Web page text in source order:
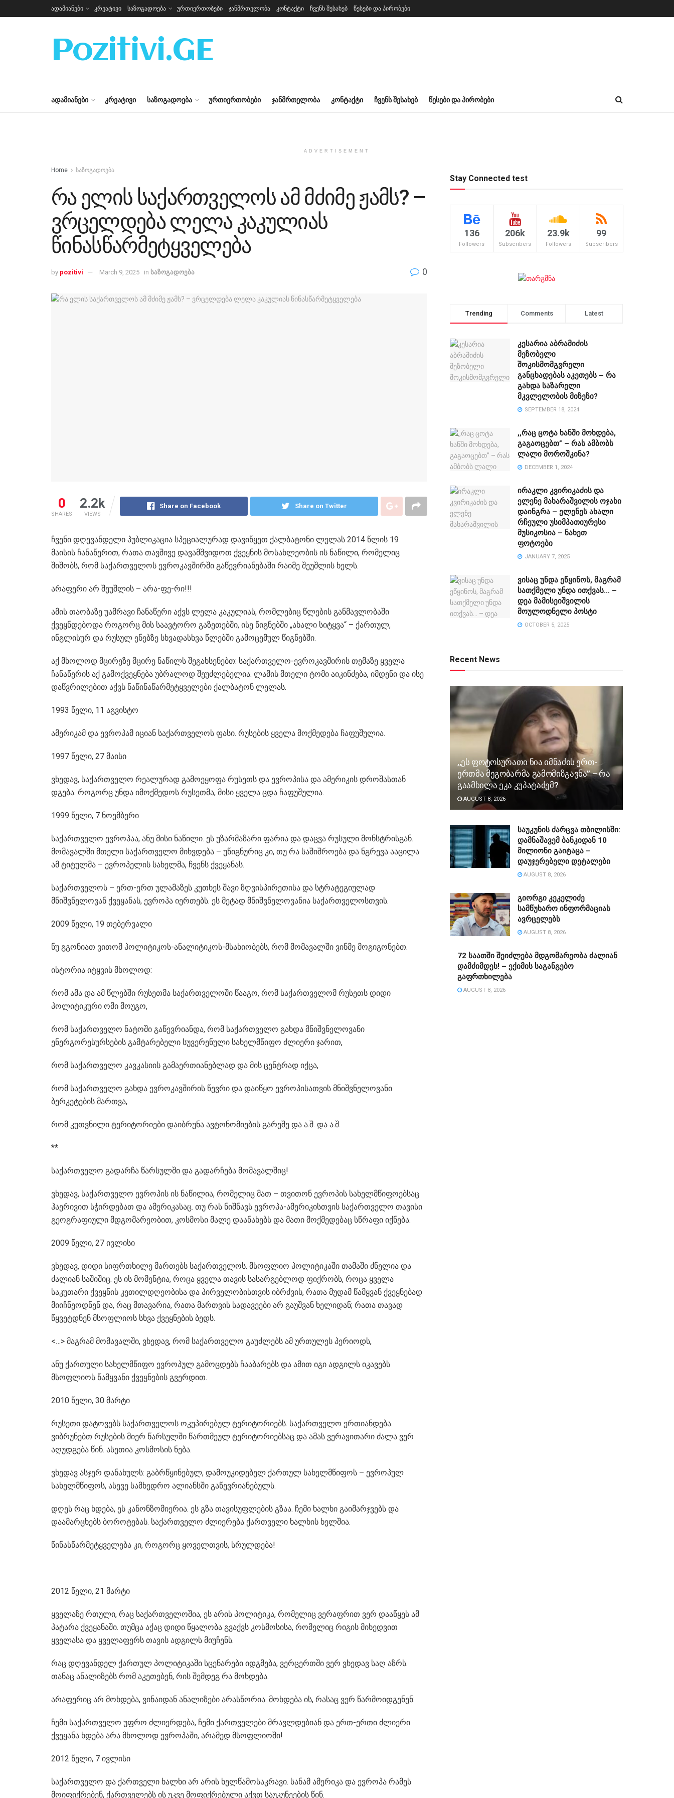
ადამიანები კრეატივი საზოგადოება ურთიერთობები ჯანმრთელობა კონტაქტი ჩვენს შესახებ წესები და პირობები
Pozitivi.GE
ᲐᲓᲐᲛᲘᲐᲜᲔᲑᲘ ᲙᲠᲔᲐᲢᲘᲕᲘ ᲡᲐᲖᲝᲒᲐᲓᲝᲔᲑᲐ ᲣᲠᲗᲘᲔᲠᲗᲝᲑᲔᲑᲘ ᲯᲐᲜᲛᲠᲗᲔᲚᲝᲑᲐ ᲙᲝᲜᲢᲐᲥᲢᲘ ᲩᲕᲔᲜᲡ ᲨᲔᲡᲐᲮᲔᲑ ᲬᲔᲡᲔᲑᲘ ᲓᲐ ᲞᲘᲠᲝᲑᲔᲑᲘ
ADVERTISEMENT
Home საზოგადოება
რა ელის საქართველოს ამ მძიმე ჟამს? –
ვრცელდება ლელა კაკულიას
წინასწარმეტყველება
by pozitivi March 9, 2025 in საზოგადოება 0
0
SHARES
2.2k
VIEWS
Share on Facebook Share on Twitter
ჩვენი დღევანდელი პუბლიკაცია სპეციალურად დავიწყეთ ქალბატონი ლელას 2014 წლის 19
მაისის ჩანაწერით, რათა თავშივე დავამშვიდოთ ქვეყნის მოსახლეობის ის ნაწილი, რომელიც
შიშობს, რომ საქართველოს ევროკავშირში გაწევრიანებაში რაიმე შეუშლის ხელს.
არაფერი არ შეუშლის – არა-ფე-რი!!!
ამის თაობაზე უამრავი ჩანაწერი აქვს ლელა კაკულიას, რომლებიც წლების განმავლობაში
ქვეყნდებოდა როგორც მის საავტორო გაზეთებში, ისე წიგნებში „ახალი სიტყვა“ – ქართულ,
ინგლისურ და რუსულ ენებზე სხვადასხვა წლებში გამოცემულ წიგნებში.
აქ მხოლოდ მცირეზე მცირე ნაწილს შეგახსენებთ: საქართველო-ევროკავშირის თემაზე ყველა
ჩანაწერის აქ გამოქვეყნება უბრალოდ შეუძლებელია. ლამის მთელი ტომი აიკინძება, იმდენი და ისე
დაწვრილებით აქვს ნაწინაწარმეტყველები ქალბატონ ლელას.
1993 წელი, 11 აგვისტო
ამერიკამ და ევროპამ იციან საქართველოს ფასი. რუსების ყველა მოქმედება ჩაფუშულია.
1997 წელი, 27 მაისი
ვხედავ, საქართველო რეალურად გამოეყოფა რუსეთს და ევროპისა და ამერიკის დროშასთან
დგება. როგორც უნდა იმოქმედოს რუსეთმა, მისი ყველა ცდა ჩაფუშულია.
1999 წელი, 7 ნოემბერი
საქართველო ევროპაა, ანუ მისი ნაწილი. ეს უზარმაზარი ფარია და დაცვა რუსული მონსტრისგან.
მომავალში მთელი საქართველო მიხვდება – უწიგნურიც კი, თუ რა საშიშროება და ნგრევა ააცილა
ამ ტიტულმა – ევროპელის სახელმა, ჩვენს ქვეყანას.
საქართველოს – ერთ-ერთ ულამაზეს კუთხეს შავი ზღვისპირეთისა და სტრატეგიულად
მნიშვნელოვან ქვეყანას, ევროპა იერთებს. ეს მეტად მნიშვნელოვანია საქართველოსთვის.
2009 წელი, 19 თებერვალი
ნუ გგონიათ ვითომ პოლიტიკოს-ანალიტიკოს-მსახიობებს, რომ მომავალში ვინმე მოგიგონებთ.
ისტორია იტყვის მხოლოდ:
რომ ამა და ამ წლებში რუსეთმა საქართველოში წააგო, რომ საქართველომ რუსეთს დიდი
პოლიტიკური ომი მოუგო,
რომ საქართველო ნატოში გაწევრიანდა, რომ საქართველო გახდა მნიშვნელოვანი
ენერგორესურსების გამტარებელი სუვერენული სახელმწიფო ძლიერი ჯარით,
რომ საქართველო კავკასიის გამაერთიანებლად და მის ცენტრად იქცა,
რომ საქართველო გახდა ევროკავშირის წევრი და დაიწყო ევროპისათვის მნიშვნელოვანი
ბერკეტების მართვა,
რომ კუთვნილი ტერიტორიები დაიბრუნა ავტონომიების გარეშე და ა.შ. და ა.შ.
**
საქართველო გადარჩა წარსულში და გადარჩება მომავალშიც!
ვხედავ, საქართველო ევროპის ის ნაწილია, რომელიც მათ – თვითონ ევროპის სახელმწიფოებსაც
ჰაერივით სჭირდებათ და ამერიკასაც. თუ რას ნიშნავს ევროპა-ამერიკისთვის საქართველო თავისი
გეოგრაფიული მდგომარეობით, კოსმოსი მალე დაანახებს და მათი მოქმედებაც სწრაფი იქნება.
2009 წელი, 27 ივლისი
ვხედავ, დიდი სიფრთხილე მართებს საქართველოს. მსოფლიო პოლიტიკაში თამაში ძნელია და
ძალიან საშიშიც. ეს ის მომენტია, როცა ყველა თავის სასარგებლოდ ფიქრობს, როცა ყველა
საკუთარი ქვეყნის კეთილდღეობისა და პირველობისთვის იბრძვის, რათა მუდამ წამყვან ქვეყნებად
მიიჩნეოდნენ და, რაც მთავარია, რათა მართვის სადავეები არ გაუშვან ხელიდან; რათა თავად
წყვეტდნენ მსოფლიოს სხვა ქვეყნების ბედს.
<…> მაგრამ მომავალში, ვხედავ, რომ საქართველო გაუძლებს ამ ურთულეს პერიოდს,
ანუ ქართული სახელმწიფო ევროპულ გამოცდებს ჩააბარებს და ამით იგი ადგილს იკავებს
მსოფლიოს წამყვანი ქვეყნების გვერდით.
2010 წელი, 30 მარტი
რუსეთი დატოვებს საქართველოს ოკუპირებულ ტერიტორიებს. საქართველო ერთიანდება.
ვიბრუნებთ რუსების მიერ წარსულში წართმეულ ტერიტორიებსაც და ამას ვერავითარი ძალა ვერ
აღუდგება წინ. ასეთია კოსმოსის ნება.
ვხედავ ასჯერ დანახულს: გაბრწყინებულ, დამოუკიდებელ ქართულ სახელმწიფოს – ევროპულ
სახელმწიფოს, ასევე სამხედრო ალიანსში გაწევრიანებულს.
დღეს რაც ხდება, ეს კანონზომიერია. ეს გზა თავისუფლების გზაა. ჩემი ხალხი გაიმარჯვებს და
დაამარცხებს ბოროტებას. საქართველო ძლიერება ქართველი ხალხის ხელშია.
წინასწარმეტყველება კი, როგორც ყოველთვის, სრულდება!
2012 წელი, 21 მარტი
ყველაზე რთული, რაც საქართველოშია, ეს არის პოლიტიკა, რომელიც ვერაფრით ვერ დააწყეს ამ
პატარა ქვეყანაში. თუმცა აქაც დიდი წყალობა გვაქვს კოსმოსისა, რომელიც რიგის მიხედვით
ყველასა და ყველაფერს თავის ადგილს მიუჩენს.
რაც დღევანდელ ქართულ პოლიტიკაში სცენარები იდგმება, ვერცერთში ვერ ვხედავ საღ აზრს.
თანაც ანალიზებს რომ აკეთებენ, რის შემდეგ რა მოხდება.
არაფერიც არ მოხდება, ვინაიდან ანალიზები არასწორია. მოხდება ის, რასაც ვერ წარმოიდგენენ:
ჩემი საქართველო უფრო ძლიერდება, ჩემი ქართველები მრავლდებიან და ერთ-ერთი ძლიერი
ქვეყანა ხდება არა მხოლოდ ევროპაში, არამედ მსოფლიოში!
2012 წელი, 7 ივლისი
საქართველო და ქართველი ხალხი არ არის ხელწამოსაკრავი. სანამ ამერიკა და ევროპა რამეს
მოიფიქრებენ, ქართველებს ის უკვე მოფიქრებული აქვთ საუკუნეების წინ.
Stay Connected test
136
Followers
206k
Subscribers
23.9k
Followers
99
Subscribers
Trending Comments Latest
კესარია აბრამიძის
მეზობელი
შოკისმომგვრელი
განცხადებას აკეთებს – რა
გახდა საზარელი
მკვლელობის მიზეზი?
SEPTEMBER 18, 2024
,,რაც ცოტა ხანში მოხდება,
გაგაოცებთ” – რას ამბობს
ლალი მოროშკინა?
DECEMBER 1, 2024
ირაკლი კვირიკაძის და
ელენე მახარაშვილის ოჯახი
დაინგრა – ელენეს ახალი
რჩეული უსიმპათიურესი
მუსიკოსია – ნახეთ
ფოტოები
JANUARY 7, 2025
ვისაც უნდა ეწყინოს, მაგრამ
სათქმელი უნდა ითქვას… –
დეა მამისეიშვილის
მოულოდნელი პოსტი
OCTOBER 5, 2025
Recent News
,,ეს ფოტოსურათი ნია იმნაძის ერთ-
ერთმა მეგობარმა გამომიზგავნა” – რა
გაამხილა ეკა კუპატაძემ?
AUGUST 8, 2026
საუკუნის ძარცვა თბილისში:
დამნაშავემ ბანკიდან 10
მილიონი გაიტაცა –
დაუჯერებელი დეტალები
AUGUST 8, 2026
გიორგი კეკელიძე
სამწუხარო ინფორმაციას
ავრცელებს
AUGUST 8, 2026
72 საათში შეიძლება მდგომარეობა ძალიან
დამძიმდეს! – ექიმის საგანგებო
გაფრთხილება
AUGUST 8, 2026